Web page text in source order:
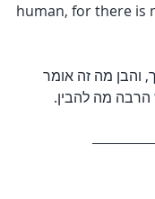
human, for there is
והבן מה זה אומר
הרבה מה להבין.